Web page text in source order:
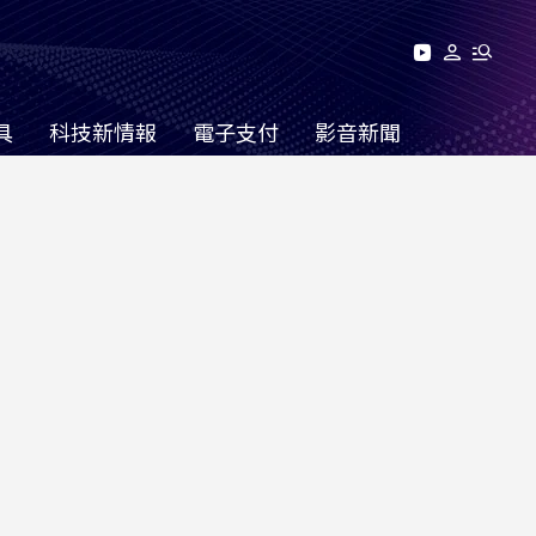
科技新情報 電子支付 影音新聞